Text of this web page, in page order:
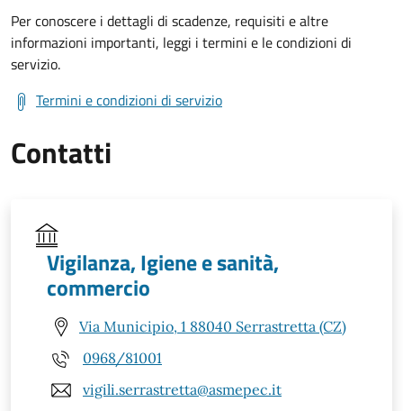
Per conoscere i dettagli di scadenze, requisiti e altre
informazioni importanti, leggi i termini e le condizioni di
servizio.
Termini e condizioni di servizio
Contatti
Vigilanza, Igiene e sanità,
commercio
Via Municipio, 1 88040 Serrastretta (CZ)
0968/81001
vigili.serrastretta@asmepec.it